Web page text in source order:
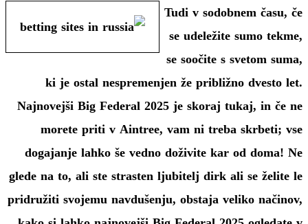
Tudi v sodobnem času, če
se udeležite sumo tekme,
se soočite s svetom suma,
ki je ostal nespremenjen že približno dvesto let.
Najnovejši Big Federal 2025 je skoraj tukaj, in če ne
morete priti v Aintree, vam ni treba skrbeti; vse
dogajanje lahko še vedno doživite kar od doma! Ne
glede na to, ali ste strasten ljubitelj dirk ali se želite le
pridružiti svojemu navdušenju, obstaja veliko načinov,